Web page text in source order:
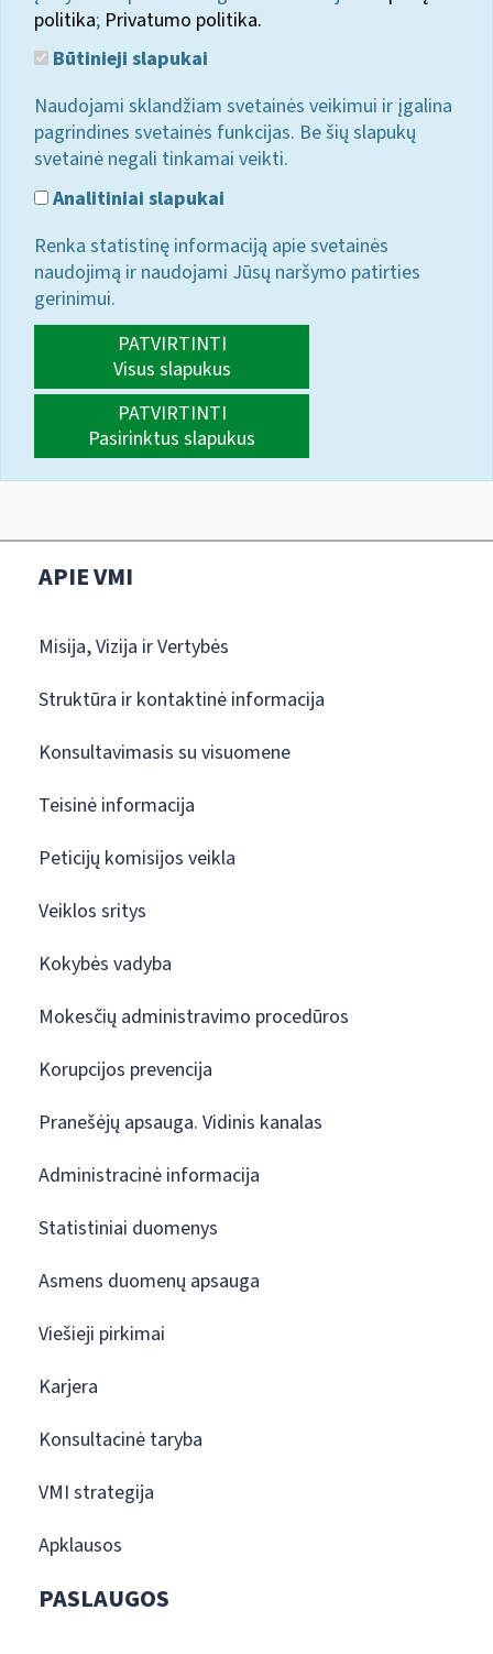
politika; Privatumo politika.
Būtinieji slapukai
Naudojami sklandžiam svetainės veikimui ir įgalina
pagrindines svetainės funkcijas. Be šių slapukų
svetainė negali tinkamai veikti.
Analitiniai slapukai
Renka statistinę informaciją apie svetainės
naudojimą ir naudojami Jūsų naršymo patirties
gerinimui.
PATVIRTINTI
Visus slapukus
PATVIRTINTI
Pasirinktus slapukus
APIE VMI
Misija, Vizija ir Vertybės
Struktūra ir kontaktinė informacija
Konsultavimasis su visuomene
Teisinė informacija
Peticijų komisijos veikla
Veiklos sritys
Kokybės vadyba
Mokesčių administravimo procedūros
Korupcijos prevencija
Pranešėjų apsauga. Vidinis kanalas
Administracinė informacija
Statistiniai duomenys
Asmens duomenų apsauga
Viešieji pirkimai
Karjera
Konsultacinė taryba
VMI strategija
Apklausos
PASLAUGOS